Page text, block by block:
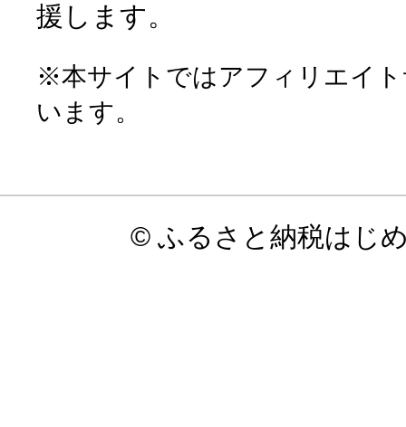
援します。
※本サイトではアフィリエイ
います。
© ふるさと納税はじ